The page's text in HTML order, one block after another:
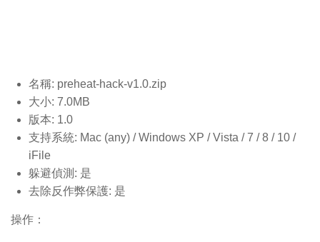
名稱: preheat-hack-v1.0.zip
大小: 7.0MB
版本: 1.0
支持系統: Mac (any) / Windows XP / Vista / 7 / 8 / 10 /
iFile
躲避偵測: 是
去除反作弊保護: 是
操作：